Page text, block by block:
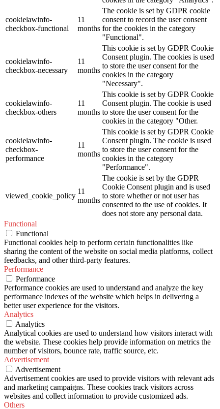
cookielawinfo-
checkbox-functional
11
months
The cookie is set by GDPR cookie
consent to record the user consent
for the cookies in the category
"Functional".
cookielawinfo-
checkbox-necessary
11
months
This cookie is set by GDPR Cookie
Consent plugin. The cookies is used
to store the user consent for the
cookies in the category
"Necessary".
cookielawinfo-
checkbox-others
11
months
This cookie is set by GDPR Cookie
Consent plugin. The cookie is used
to store the user consent for the
cookies in the category "Other.
cookielawinfo-
checkbox-
performance
11
months
This cookie is set by GDPR Cookie
Consent plugin. The cookie is used
to store the user consent for the
cookies in the category
"Performance".
viewed_cookie_policy
11
months
The cookie is set by the GDPR
Cookie Consent plugin and is used
to store whether or not user has
consented to the use of cookies. It
does not store any personal data.
Functional
Functional
Functional cookies help to perform certain functionalities like
sharing the content of the website on social media platforms, collect
feedbacks, and other third-party features.
Performance
Performance
Performance cookies are used to understand and analyze the key
performance indexes of the website which helps in delivering a
better user experience for the visitors.
Analytics
Analytics
Analytical cookies are used to understand how visitors interact with
the website. These cookies help provide information on metrics the
number of visitors, bounce rate, traffic source, etc.
Advertisement
Advertisement
Advertisement cookies are used to provide visitors with relevant ads
and marketing campaigns. These cookies track visitors across
websites and collect information to provide customized ads.
Others